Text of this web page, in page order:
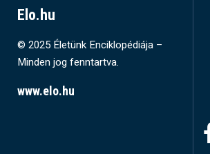
Elo.hu
© 2025 Életünk Enciklopédiája –
Minden jog fenntartva.
www.elo.hu